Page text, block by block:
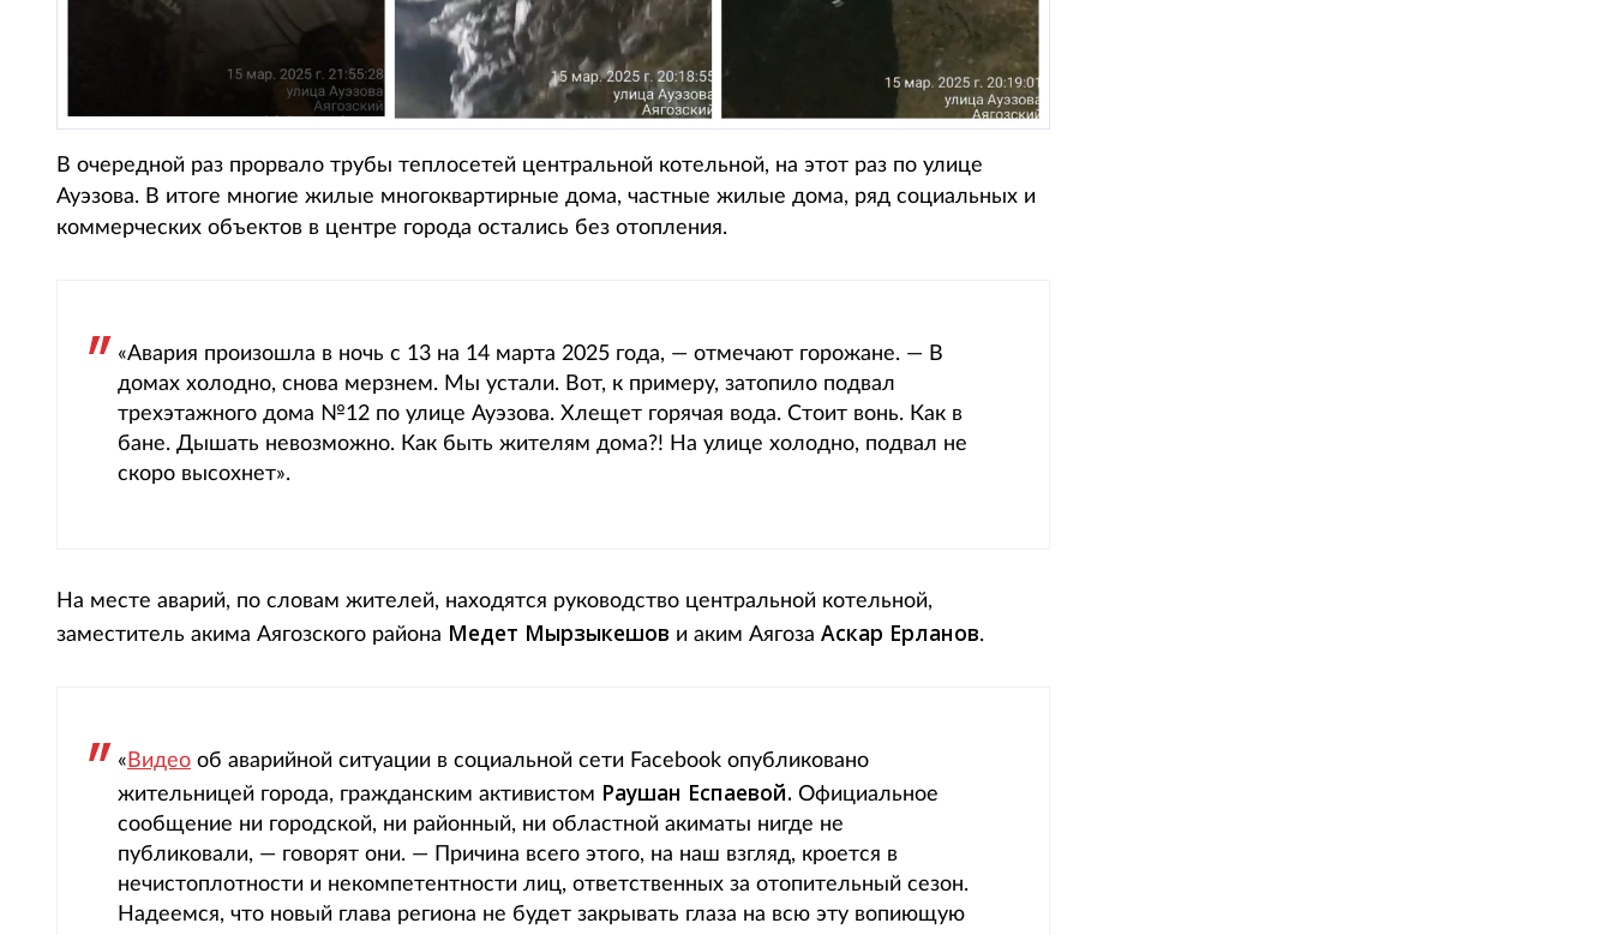
В очередной раз прорвало трубы теплосетей центральной котельной, на этот раз по улице
Ауэзова. В итоге многие жилые многоквартирные дома, частные жилые дома, ряд социальных и
коммерческих объектов в центре города остались без отопления.
«Авария произошла в ночь с 13 на 14 марта 2025 года, — отмечают горожане. — В
домах холодно, снова мерзнем. Мы устали. Вот, к примеру, затопило подвал
трехэтажного дома №12 по улице Ауэзова. Хлещет горячая вода. Стоит вонь. Как в
бане. Дышать невозможно. Как быть жителям дома?! На улице холодно, подвал не
скоро высохнет».
На месте аварий, по словам жителей, находятся руководство центральной котельной,
заместитель акима Аягозского района Медет Мырзыкешов и аким Аягоза Аскар Ерланов.
« Видео об аварийной ситуации в социальной сети Facebook опубликовано
жительницей города, гражданским активистом Раушан Еспаевой. Официальное
сообщение ни городской, ни районный, ни областной акиматы нигде не
публиковали, — говорят они. — Причина всего этого, на наш взгляд, кроется в
нечистоплотности и некомпетентности лиц, ответственных за отопительный сезон.
Надеемся, что новый глава региона не будет закрывать глаза на всю эту вопиющую